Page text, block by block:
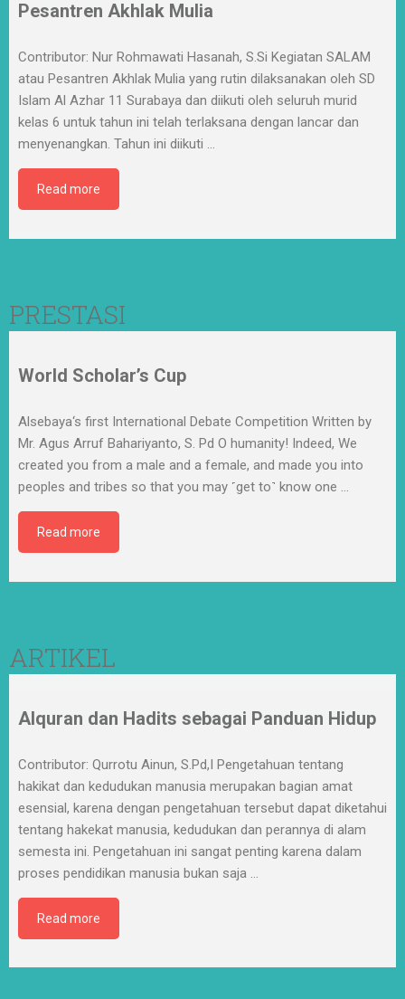
Pesantren Akhlak Mulia
Contributor: Nur Rohmawati Hasanah, S.Si Kegiatan SALAM
atau Pesantren Akhlak Mulia yang rutin dilaksanakan oleh SD
Islam Al Azhar 11 Surabaya dan diikuti oleh seluruh murid
kelas 6 untuk tahun ini telah terlaksana dengan lancar dan
menyenangkan. Tahun ini diikuti …
Read more
PRESTASI
World Scholar’s Cup
Alsebaya‘s first International Debate Competition Written by
Mr. Agus Arruf Bahariyanto, S. Pd O humanity! Indeed, We
created you from a male and a female, and made you into
peoples and tribes so that you may ˹get to˺ know one …
Read more
ARTIKEL
Alquran dan Hadits sebagai Panduan Hidup
Contributor: Qurrotu Ainun, S.Pd,I Pengetahuan tentang
hakikat dan kedudukan manusia merupakan bagian amat
esensial, karena dengan pengetahuan tersebut dapat diketahui
tentang hakekat manusia, kedudukan dan perannya di alam
semesta ini. Pengetahuan ini sangat penting karena dalam
proses pendidikan manusia bukan saja …
Read more